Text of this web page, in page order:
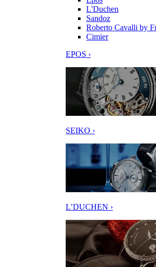
L'Duchen
Sandoz
Roberto Cavalli by
Cimier
EPOS ›
SEIKO ›
L’DUCHEN ›